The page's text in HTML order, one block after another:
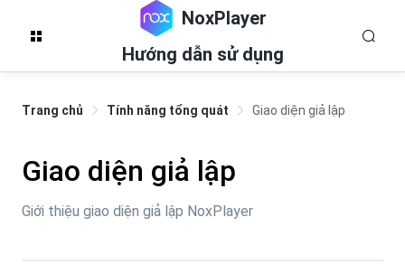
NoxPlayer
Hướng dẫn sử dụng
Trang chủ Tính năng tổng quát Giao diện giả lập
Giao diện giả lập
Giới thiệu giao diện giả lập NoxPlayer